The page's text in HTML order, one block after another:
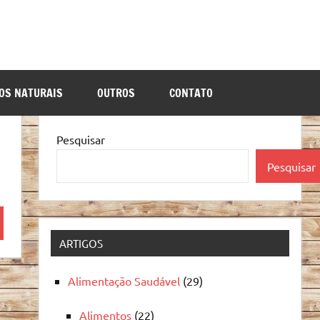
NATURAIS OUTROS CONTATO
Pesquisar
Pesquisar
ARTIGOS
Alimentação Saudável (29)
Alimentos (22)